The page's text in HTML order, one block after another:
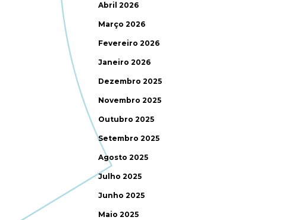
Abril 2026
Março 2026
Fevereiro 2026
Janeiro 2026
Dezembro 2025
Novembro 2025
Outubro 2025
Setembro 2025
Agosto 2025
Julho 2025
Junho 2025
Maio 2025